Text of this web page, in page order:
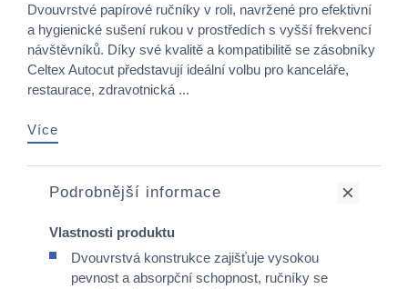
Dvouvrstvé papírové ručníky v roli, navržené pro efektivní
a hygienické sušení rukou v prostředích s vyšší frekvencí
návštěvníků. Díky své kvalitě a kompatibilitě se zásobníky
Celtex Autocut představují ideální volbu pro kanceláře,
restaurace, zdravotnická ...
Více
Podrobnější informace
Vlastnosti produktu
Dvouvrstvá konstrukce zajišťuje vysokou
pevnost a absorpční schopnost, ručníky se